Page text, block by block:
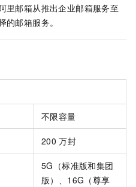
里邮箱从推出企业邮箱服务至
邮箱服务。
不限容量
200 万封
5G（标准版和集团
版）、16G（尊享